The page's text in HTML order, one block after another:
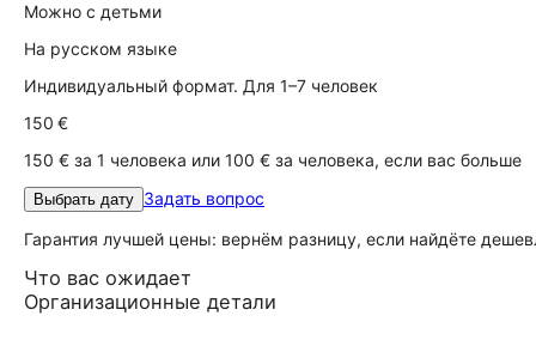
Можно с детьми
На русском языке
Индивидуальный формат. Для 1–7 человек
150 €
150 € за 1 человека или 100 € за человека, если вас больше
Выбрать дату Задать вопрос
Гарантия лучшей цены: вернём разницу, если найдёте
Что вас ожидает
Организационные детали